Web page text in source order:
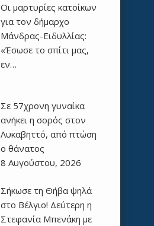
Οι μαρτυρίες κατοίκων
για τον δήμαρχο
Μάνδρας-Ειδυλλίας:
«Έσωσε το σπίτι μας,
εν…
Σε 57χρονη γυναίκα
ανήκει η σορός στον
Λυκαβηττό, από πτώση
ο θάνατος
8 Αυγούστου, 2026
Σήκωσε τη Θήβα ψηλά
στο Βέλγιο! Δεύτερη η
Στεφανία Μπενάκη με